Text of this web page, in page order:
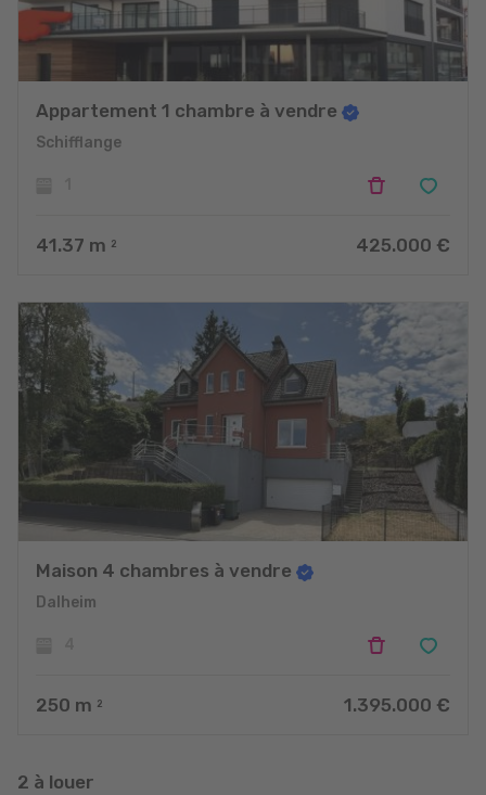
Appartement 1 chambre à vendre
Schifflange
41.37 m 2 425.000 €
Maison 4 chambres à vendre
Dalheim
250 m 2 1.395.000 €
2 à louer